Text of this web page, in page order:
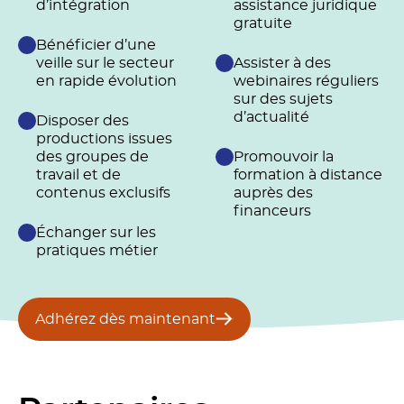
d’intégration
Bénéficier d’une
veille sur le secteur
en rapide évolution
Disposer des
productions issues
des groupes de
travail et de
contenus exclusifs
Échanger sur les
pratiques métier
assistance juridique
gratuite
Assister à des
webinaires réguliers
sur des sujets
d’actualité
Promouvoir la
formation à distance
auprès des
financeurs
Adhérez dès maintenant